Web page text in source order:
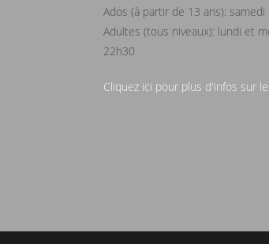
Ados (à partir de 13 ans):
Adultes (tous niveaux): lundi et
22h30
Cliquez ici pour plus d'infos sur